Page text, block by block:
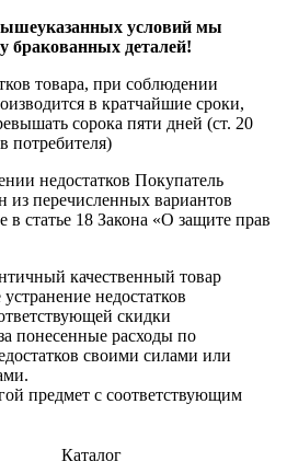
условий мы
бракованных деталей!
товара, при соблюдении
в кратчайшие сроки,
сорока пяти дней (ст. 20
потребителя)
недостатков Покупатель
из перечисленных вариантов
в статье 18 Закона «О защите прав
качественный товар
устранение недостатков
скидки
понесенные расходы по
своими силами или
предмет с соответствующим
Каталог